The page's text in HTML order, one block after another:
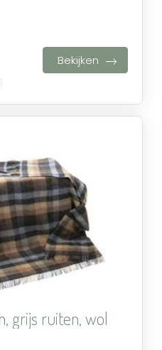
Bekijken
toevoegen
grijs ruiten, wol